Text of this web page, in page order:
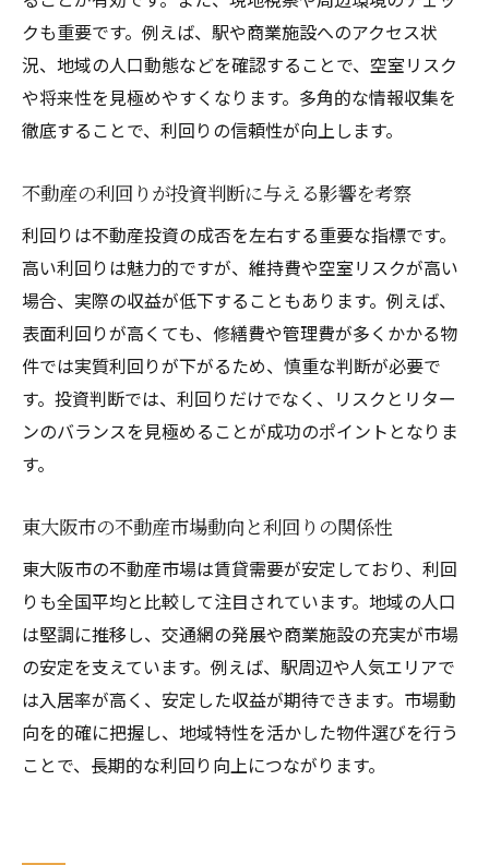
ント
物件選びで重視すべき利回りの判断基準
修繕費や管理費を考慮した実質利回りの重
要性
方
地域特性を活かす利回り戦略のコツ
不動産の利回りを高める地域特性の活用方
法
東大阪市の賃貸需要が利回りに及ぼす影響
とは
物件タイプ別に考える利回り戦略の具体例
地域特性を見極めた不動産投資の成功ポイ
ント
長期安定を目指す不動産投資の極意
長期安定収益を実現する不動産投資の基本
戦略
不動産利回りを維持する管理とメンテナン
ス手法
投資期間ごとに異なる利回り目標の立て方
クも重要です。例えば、駅や商業施設へのアクセス状
況、地域の人口動態などを確認することで、空室リスク
や将来性を見極めやすくなります。多角的な情報収集を
徹底することで、利回りの信頼性が向上します。
不動産の利回りが投資判断に与える影響を考察
利回りは不動産投資の成否を左右する重要な指標です。
高い利回りは魅力的ですが、維持費や空室リスクが高い
場合、実際の収益が低下することもあります。例えば、
表面利回りが高くても、修繕費や管理費が多くかかる物
件では実質利回りが下がるため、慎重な判断が必要で
す。投資判断では、利回りだけでなく、リスクとリター
ンのバランスを見極めることが成功のポイントとなりま
す。
東大阪市の不動産市場動向と利回りの関係性
東大阪市の不動産市場は賃貸需要が安定しており、利回
りも全国平均と比較して注目されています。地域の人口
は堅調に推移し、交通網の発展や商業施設の充実が市場
の安定を支えています。例えば、駅周辺や人気エリアで
は入居率が高く、安定した収益が期待できます。市場動
向を的確に把握し、地域特性を活かした物件選びを行う
ことで、長期的な利回り向上につながります。